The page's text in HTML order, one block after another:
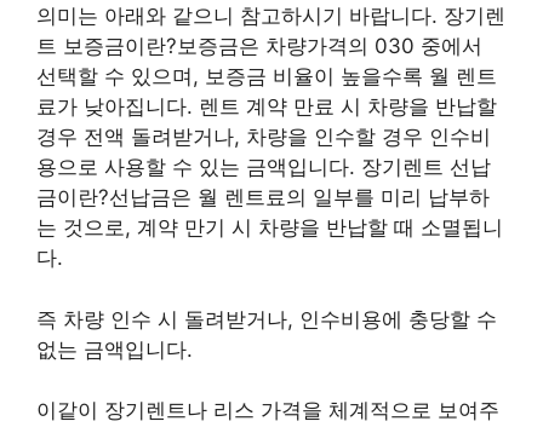
의미는 아래와 같으니 참고하시기 바랍니다. 장기렌
트 보증금이란?보증금은 차량가격의 030 중에서
선택할 수 있으며, 보증금 비율이 높을수록 월 렌트
료가 낮아집니다. 렌트 계약 만료 시 차량을 반납할
경우 전액 돌려받거나, 차량을 인수할 경우 인수비
용으로 사용할 수 있는 금액입니다. 장기렌트 선납
금이란?선납금은 월 렌트료의 일부를 미리 납부하
는 것으로, 계약 만기 시 차량을 반납할 때 소멸됩니
다.
즉 차량 인수 시 돌려받거나, 인수비용에 충당할 수
없는 금액입니다.
이같이 장기렌트나 리스 가격을 체계적으로 보여주